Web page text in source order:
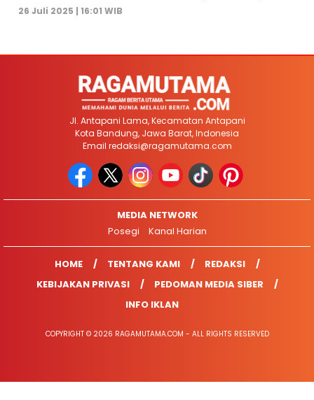
26 Juli 2025 | 16:01 WIB
Jl. Antapani Lama, Kecamatan Antapani
Kota Bandung, Jawa Barat, Indonesia
Email redaksi@ragamutama.com
MEDIA NETWORK
Posegi
Kanal Harian
HOME TENTANG KAMI
REDAKSI
KEBIJAKAN PRIVASI
PEDOMAN MEDIA SIBER
INFO IKLAN
COPYRIGHT © 2026 RAGAMUTAMA.COM - ALL RIGHTS RESERVED